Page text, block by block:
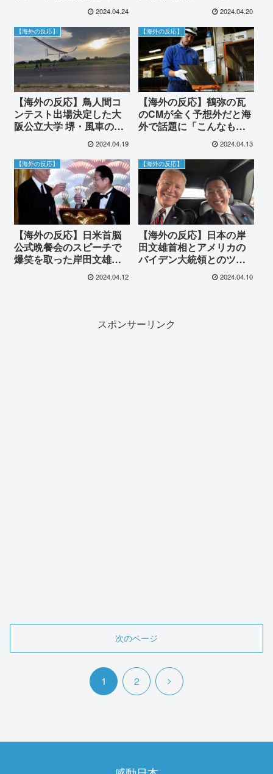
談が海外で話題に。2024.04.24
のしようもありません」
2024.04.20
【海外の反応】
【海外の反応】鳥人間コ
ンテスト出場決定した大
阪公立大学 堺・風車の会
が飛行している人力飛行
2024.04.19
【海外の反応】
【海外の反応】鶴弥の瓦
のCMが全く予想外だと海
外で話題に「こんなもの
予測できるわけがない」
2024.04.13
【海外の反応】
【海外の反応】日米首脳
公式晩餐会のスピーチで
爆笑を取った岸田文雄首
相。翌日SNSへ投稿した
バイデン大統領が海外で
2024.04.12
【海外の反応】
【海外の反応】日本の岸
田文雄首相とアメリカの
バイデン大統領とのツー
ショットが話題に「彼ら
は素晴らしい取引をする
2024.04.10
スポンサーリンク
次のページ
1 2
次